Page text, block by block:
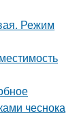
Режим
чеснока